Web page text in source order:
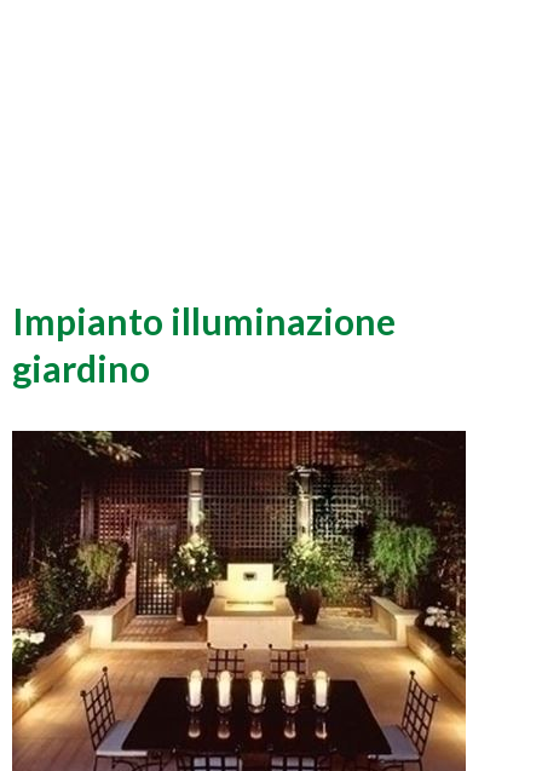
Impianto illuminazione
giardino